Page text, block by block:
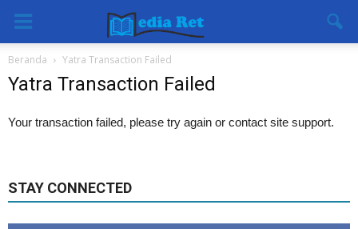
Beranda Yatra Transaction Failed
Yatra Transaction Failed
Your transaction failed, please try again or contact site support.
STAY CONNECTED